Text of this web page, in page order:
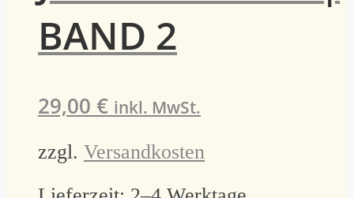
BAND 2
29,00 € inkl. MwSt.
zzgl. Versandkosten